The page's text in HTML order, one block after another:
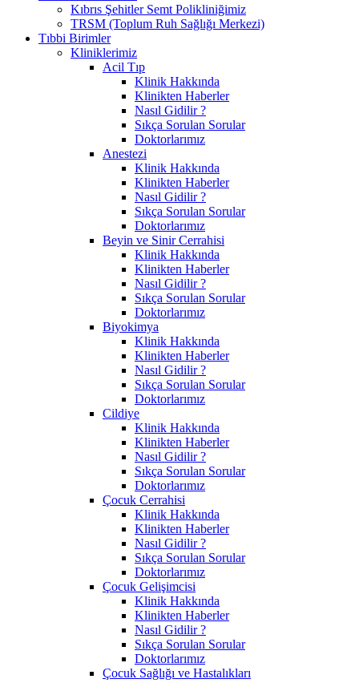
Kıbrıs Şehitler Semt Polikliniğimiz
TRSM (Toplum Ruh Sağlığı Merkezi)
Tıbbi Birimler
Kliniklerimiz
Acil Tıp
Klinik Hakkında
Klinikten Haberler
Nasıl Gidilir ?
Sıkça Sorulan Sorular
Doktorlarımız
Anestezi
Klinik Hakkında
Klinikten Haberler
Nasıl Gidilir ?
Sıkça Sorulan Sorular
Doktorlarımız
Beyin ve Sinir Cerrahisi
Klinik Hakkında
Klinikten Haberler
Nasıl Gidilir ?
Sıkça Sorulan Sorular
Doktorlarımız
Biyokimya
Klinik Hakkında
Klinikten Haberler
Nasıl Gidilir ?
Sıkça Sorulan Sorular
Doktorlarımız
Cildiye
Klinik Hakkında
Klinikten Haberler
Nasıl Gidilir ?
Sıkça Sorulan Sorular
Doktorlarımız
Çocuk Cerrahisi
Klinik Hakkında
Klinikten Haberler
Nasıl Gidilir ?
Sıkça Sorulan Sorular
Doktorlarımız
Çocuk Gelişimcisi
Klinik Hakkında
Klinikten Haberler
Nasıl Gidilir ?
Sıkça Sorulan Sorular
Doktorlarımız
Çocuk Sağlığı ve Hastalıkları